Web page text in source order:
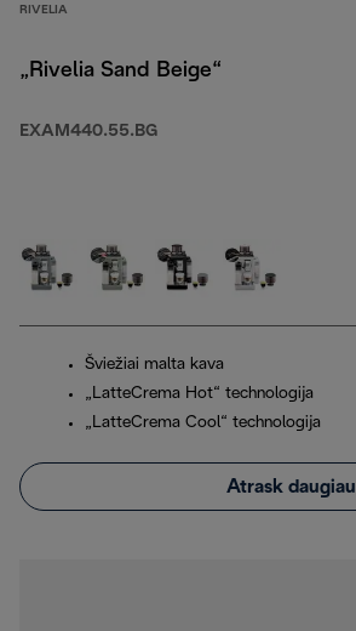
RIVELIA
„Rivelia Sand Beige“
EXAM440.55.BG
Šviežiai malta kava
„LatteCrema Hot“ technologija
„LatteCrema Cool“ technologija
Atrask daugiau